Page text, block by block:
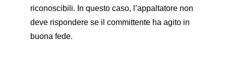
riconoscibili. In questo caso, l’appaltatore non
deve rispondere se il committente ha agito in
buona fede.